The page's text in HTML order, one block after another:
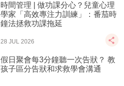
時間管理 | 做功課分心？兒童心理
學家「高效專注力訓練」：番茄時
鐘法拯救功課拖延
28 JUL 2026
假日聚會每3分鐘聽一次告狀？ 教
孩子區分告狀和求救學會溝通